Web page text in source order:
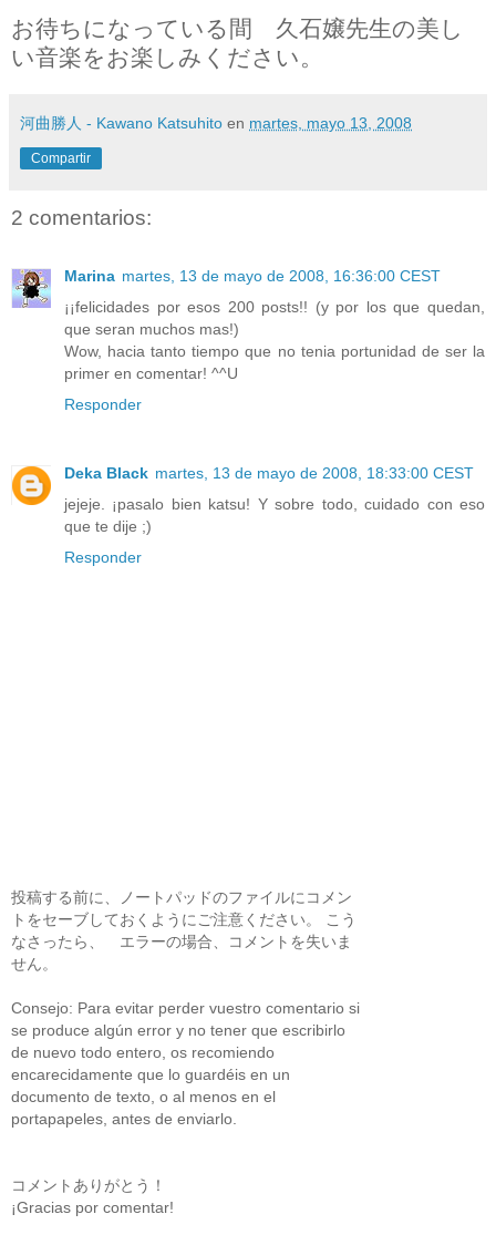
お待ちになっている間 久石嬢先生の美し
い音楽をお楽しみください。
河曲勝人 - Kawano Katsuhito en martes, mayo 13, 2008
Compartir
2 comentarios:
Marina martes, 13 de mayo de 2008, 16:36:00 CEST
¡¡felicidades por esos 200 posts!! (y por los que quedan,
que seran muchos mas!)
Wow, hacia tanto tiempo que no tenia portunidad de ser la
primer en comentar! ^^U
Responder
Deka Black martes, 13 de mayo de 2008, 18:33:00 CEST
jejeje. ¡pasalo bien katsu! Y sobre todo, cuidado con eso
que te dije ;)
Responder
投稿する前に、ノートパッドのファイルにコメン
トをセーブしておくようにご注意ください。 こう
なさったら、 エラーの場合、コメントを失いま
せん。
Consejo: Para evitar perder vuestro comentario si
se produce algún error y no tener que escribirlo
de nuevo todo entero, os recomiendo
encarecidamente que lo guardéis en un
documento de texto, o al menos en el
portapapeles, antes de enviarlo.
コメントありがとう！
¡Gracias por comentar!